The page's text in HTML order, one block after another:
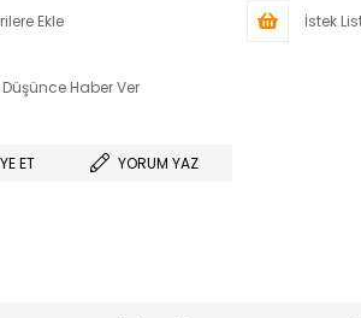
Ekle İstek
Haber Ver
ET YORUM YAZ